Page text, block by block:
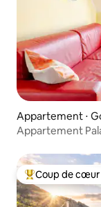
Appartement ⋅
Appartement
Coups de cœur
Coup de cœur